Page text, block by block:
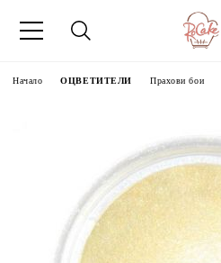
Начало ОЦВЕТИТЕЛИ Прахови бои